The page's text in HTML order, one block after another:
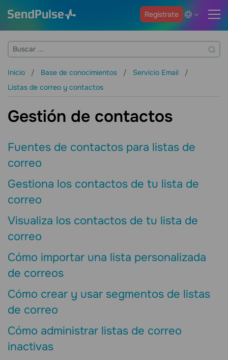
Regístrate
Inicio Base de conocimientos
Servicio Email
Listas de correo y contactos
Gestión de contactos
Fuentes de contactos para listas de
correo
Gestiona los contactos de tu lista de
correo
Visualiza los contactos de tu lista de
correo
Cómo importar una lista personalizada
de correos
Cómo crear y usar segmentos de listas
de correo
Cómo administrar listas de correo
inactivas